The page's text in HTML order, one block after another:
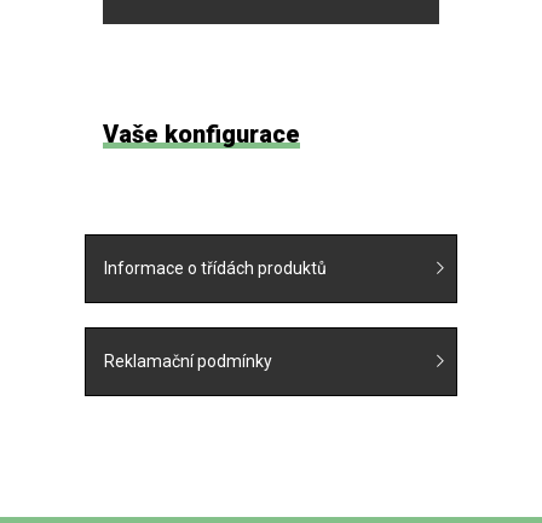
Vaše konfigurace
Informace o třídách produktů
Reklamační podmínky